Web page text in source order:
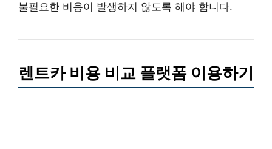
불필요한 비용이 발생하지 않도록 해야 합니다.
렌트카 비용 비교 플랫폼 이용하기